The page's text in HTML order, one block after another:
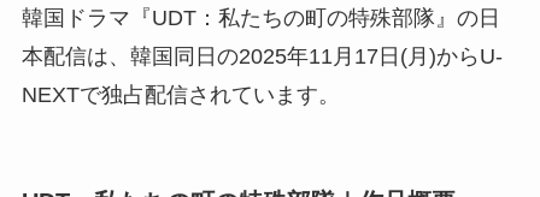
韓国ドラマ『UDT：私たちの町の特殊部隊』の日
本配信は、韓国同日の2025年11月17日(月)からU-
NEXTで独占配信されています。